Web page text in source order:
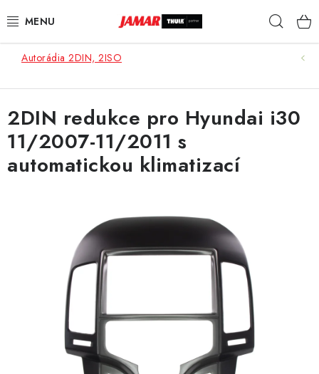
na
STŘEŠNÍ NOSIČE
STŘEŠNÍ BOXY
KOČÁRKY
AUTOPOTAHY ŠITÉ NA MÍRU
AUTODOPLŇKY
PŮJČOVNA
Autorádia 2DIN, 2ISO
2DIN redukce pro Hyundai i30
11/2007-11/2011 s
automatickou klimatizací